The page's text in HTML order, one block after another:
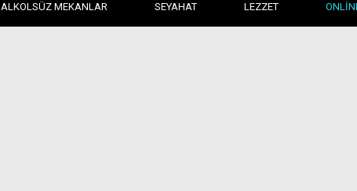
ALKOLSÜZ MEKANLAR SEYAHAT LEZZET